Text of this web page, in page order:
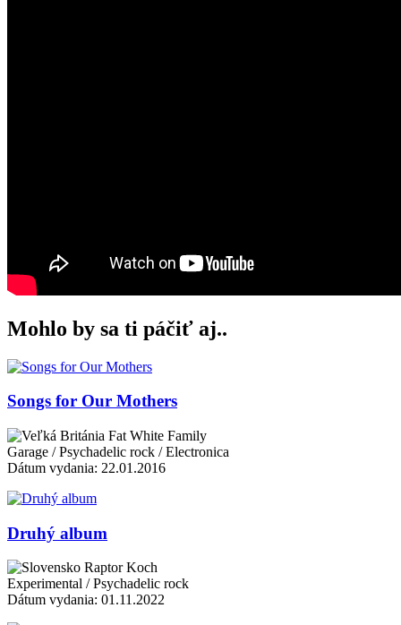
Mohlo by sa ti páčiť aj..
Songs for Our Mothers
Fat White Family
Garage / Psychadelic rock / Electronica
Dátum vydania: 22.01.2016
Druhý album
Raptor Koch
Experimental / Psychadelic rock
Dátum vydania: 01.11.2022